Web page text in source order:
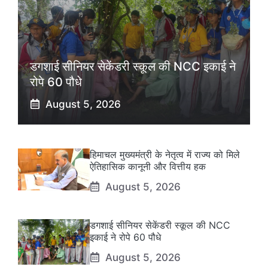
डगशाई सीनियर सेकेंडरी स्कूल की NCC इकाई ने
रोपे 60 पौधे
August 5, 2026
हिमाचल मुख्यमंत्री के नेतृत्व में राज्य को मिले
ऐतिहासिक कानूनी और वित्तीय हक
August 5, 2026
डगशाई सीनियर सेकेंडरी स्कूल की NCC
इकाई ने रोपे 60 पौधे
August 5, 2026